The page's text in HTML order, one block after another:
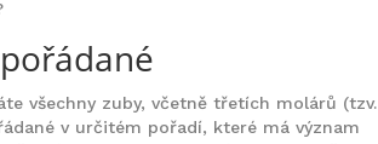
všechny zuby, včetně třetích molárů (tzv.
v určitém pořadí, které má význam